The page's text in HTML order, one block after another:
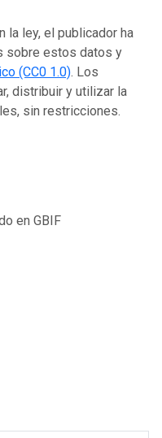
la ley, el publicador ha
sobre estos datos y
(CC0 1.0). Los
distribuir y utilizar la
sin restricciones.
en GBIF